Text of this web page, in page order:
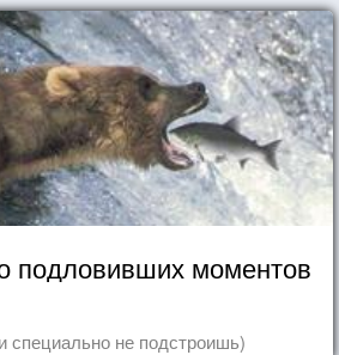
подловивших моментов
специально не подстроишь)